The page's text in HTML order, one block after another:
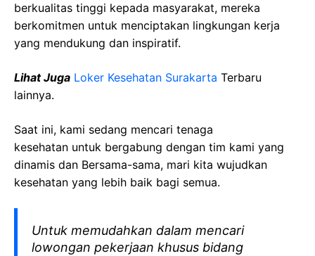
berkualitas tinggi kepada masyarakat, mereka
berkomitmen untuk menciptakan lingkungan kerja
yang mendukung dan inspiratif.
Lihat Juga Loker Kesehatan Surakarta Terbaru
lainnya.
Saat ini, kami sedang mencari tenaga
kesehatan untuk bergabung dengan tim kami yang
dinamis dan Bersama-sama, mari kita wujudkan
kesehatan yang lebih baik bagi semua.
Untuk memudahkan dalam mencari
lowongan pekerjaan khusus bidang